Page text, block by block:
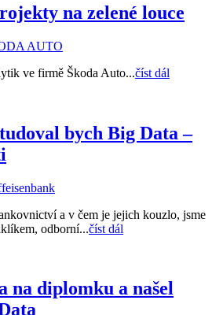
na zelené louce
AUTO
ve firmě Škoda Auto...číst dál
bych Big Data –
a v čem je jejich kouzlo, jsme
odborní...číst dál
na diplomku a našel